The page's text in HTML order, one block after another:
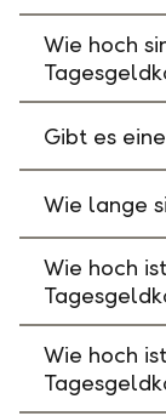
Wie hoch
Gibt es
Wie lange
Wie hoch
Wie hoch